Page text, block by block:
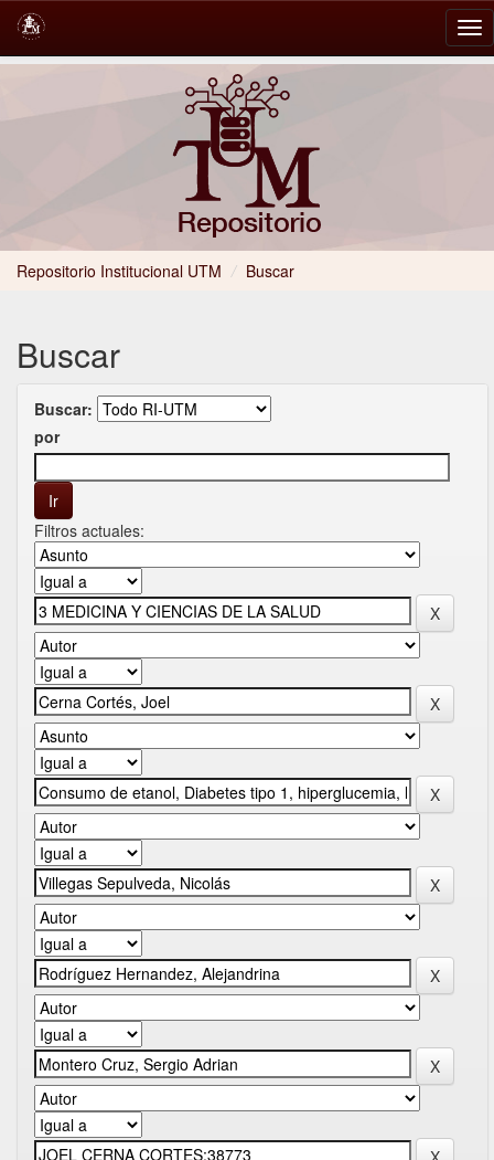
Repositorio Institucional UTM / Buscar
Buscar
Buscar:
por
Filtros actuales: